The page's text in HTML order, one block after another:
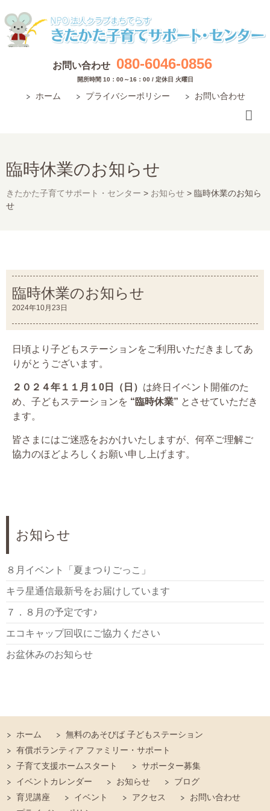
お問い合わせ 080-6046-0856
開所時間 10：00～16：00 / 定休日 火曜日
ホーム プライバシーポリシー お問い合わせ
臨時休業のお知らせ
きたかた子育てサポート・センター > お知らせ > 臨時休業のお知ら
せ
臨時休業のお知らせ
2024年10月23日
日頃より子どもステーションをご利用いただきましてあ
りがとうございます。
２０２４年１１月１0日（日） は終日イベント開催のた
め、子どもステーションを “臨時休業” とさせていただき
ます。
皆さまにはご迷惑をおかけいたしますが、何卒ご理解ご
協力のほどよろしくお願い申し上げます。
お知らせ
８月イベント「夏まつりごっこ」
キラ星通信最新号をお届けしています
７．８月の予定です♪
エコキャップ回収にご協力ください
お盆休みのお知らせ
ホーム
無料のあそびば 子どもステーション
有償ボランティア ファミリー・サポート
子育て支援ホームスタート
サポーター募集
イベントカレンダー
お知らせ
ブログ
育児講座
イベント アクセス
お問い合わせ